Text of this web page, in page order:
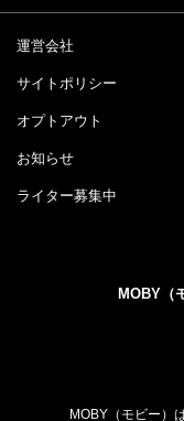
運営会社
サイトポリシー
オプトアウト
お知らせ
ライター募集中
MOBY（
MOBY（モビー）